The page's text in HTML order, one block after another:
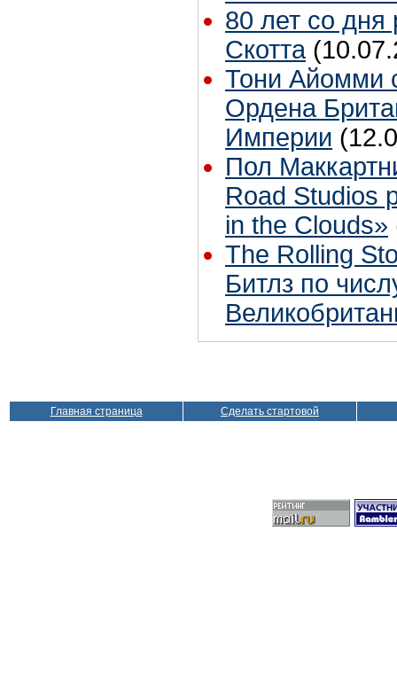
80 лет со
Скотта
Тони Айомми
Ордена
Империи
Пол
Road Studios
in the Clouds»
The Rolling
Битлз по
Главная страница Сделать стартовой